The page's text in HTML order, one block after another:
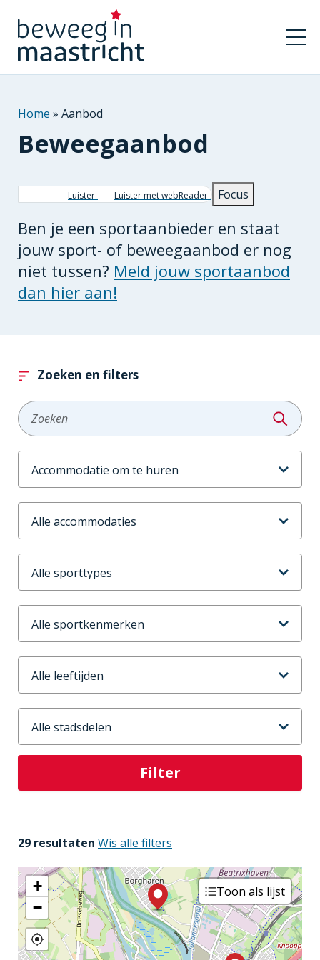
Kruimelpad
Home Aanbod
Beweegaanbod
Luister Luister met webReader Focus
Ben je een sportaanbieder en staat
jouw sport- of beweegaanbod er nog
niet tussen? Meld jouw sportaanbod
dan hier aan!
Zoeken en filters
Zoeken
Aanbodtype
Accommodaties
Sporttype
Sportkenmerken
Leeftijd
Stadsdeel
29 resultaten Wis alle filters
Toon als lijst
+
−